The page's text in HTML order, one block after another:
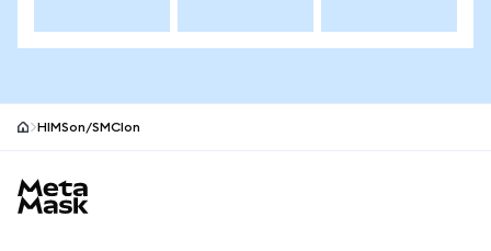
HIMSon/SMCIon